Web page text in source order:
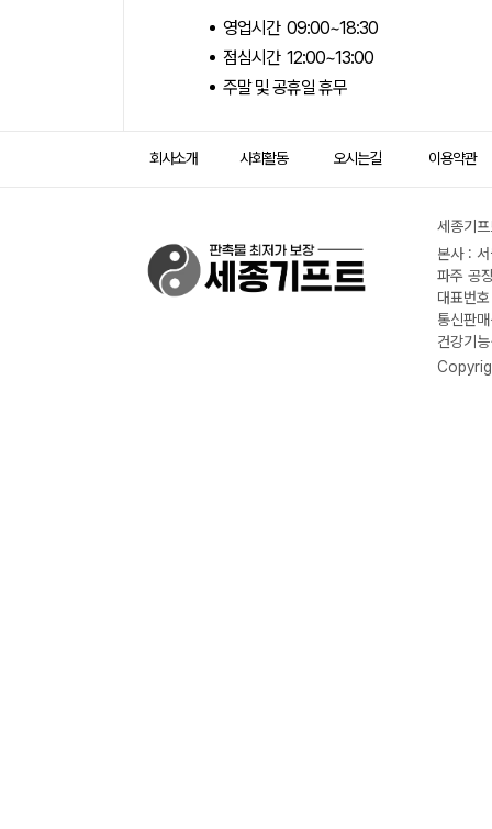
영업시간 09:00~18:30
점심시간 12:00~13:00
주말 및 공휴일 휴무
회사소개 사회활동 오시는길 이용약관
세종기
본사 :
파주 공
대표번
통신판
건강기